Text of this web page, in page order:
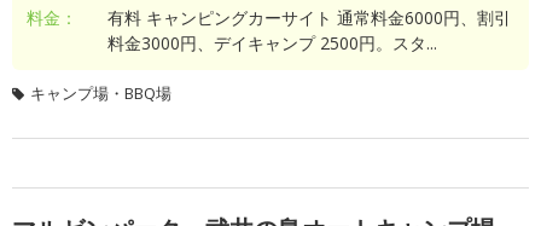
料金：
有料 キャンピングカーサイト 通常料金6000円、割引
料金3000円、デイキャンプ 2500円。スタ...
キャンプ場・BBQ場